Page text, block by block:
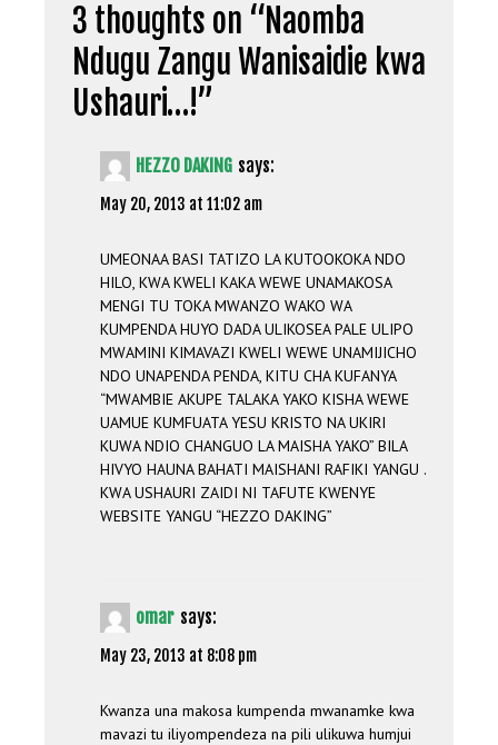
3 thoughts on “Naomba
Ndugu Zangu Wanisaidie kwa
Ushauri…!”
HEZZO DAKING says:
May 20, 2013 at 11:02 am
UMEONAA BASI TATIZO LA KUTOOKOKA NDO
HILO, KWA KWELI KAKA WEWE UNAMAKOSA
MENGI TU TOKA MWANZO WAKO WA
KUMPENDA HUYO DADA ULIKOSEA PALE ULIPO
MWAMINI KIMAVAZI KWELI WEWE UNAMIJICHO
NDO UNAPENDA PENDA, KITU CHA KUFANYA
“MWAMBIE AKUPE TALAKA YAKO KISHA WEWE
UAMUE KUMFUATA YESU KRISTO NA UKIRI
KUWA NDIO CHANGUO LA MAISHA YAKO” BILA
HIVYO HAUNA BAHATI MAISHANI RAFIKI YANGU .
KWA USHAURI ZAIDI NI TAFUTE KWENYE
WEBSITE YANGU “HEZZO DAKING”
omar says:
May 23, 2013 at 8:08 pm
Kwanza una makosa kumpenda mwanamke kwa
mavazi tu iliyompendeza na pili ulikuwa humjui